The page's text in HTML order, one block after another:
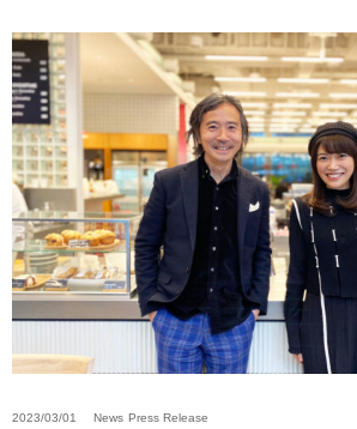
2023/03/01 News Press Release